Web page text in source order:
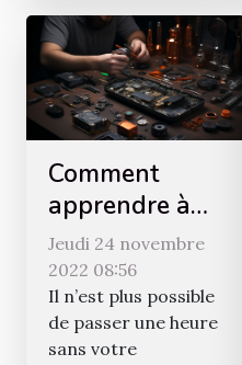
Comment
apprendre à
réparer un
smartphone ?
Jeudi 24 novembre
2022 08:56
Il n’est plus possible
de passer une heure
sans votre